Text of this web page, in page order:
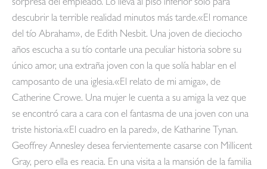
sorpresa del empleado. Lo lleva al piso inferior solo para
descubrir la terrible realidad minutos más tarde.«El romance
del tío Abraham», de Edith Nesbit. Una joven de dieciocho
años escucha a su tío contarle una peculiar historia sobre su
único amor, una extraña joven con la que solía hablar en el
camposanto de una iglesia.«El relato de mi amiga», de
Catherine Crowe. Una mujer le cuenta a su amiga la vez que
se encontró cara a cara con el fantasma de una joven con una
triste historia.«El cuadro en la pared», de Katharine Tynan.
Geoffrey Annesley desea fervientemente casarse con Millicent
Gray, pero ella es reacia. En una visita a la mansión de la familia